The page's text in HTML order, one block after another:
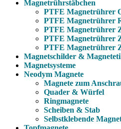
Magnetrührstäbchen
PTFE Magnetrührer
PTFE Magnetrührer
PTFE Magnetrührer
PTFE Magnetrührer
PTFE Magnetrührer
Magnetschilder &
Magnetsysteme
Neodym Magnete
Magnete zum
Quader & Würfel
Ringmagnete
Scheiben & Stab
Selbstklebende